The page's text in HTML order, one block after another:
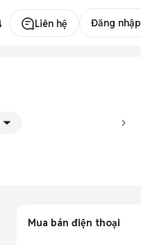
Liên hệ Đăng nhập
Mua bán điện thoại